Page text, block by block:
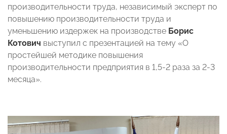
производительности труда, независимый эксперт по
повышению производительности труда и
уменьшению издержек на производстве Борис
Котович выступил с презентацией на тему «О
простейшей методике повышения
производительности предприятия в 1,5-2 раза за 2-3
месяца».